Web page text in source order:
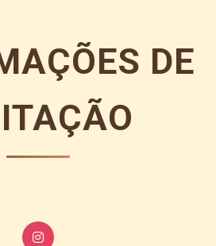
DE